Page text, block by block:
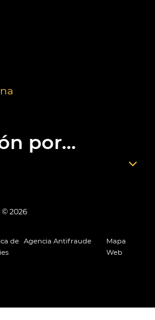
por...
© 2026
de Agencia Antifraude
Mapa
Web